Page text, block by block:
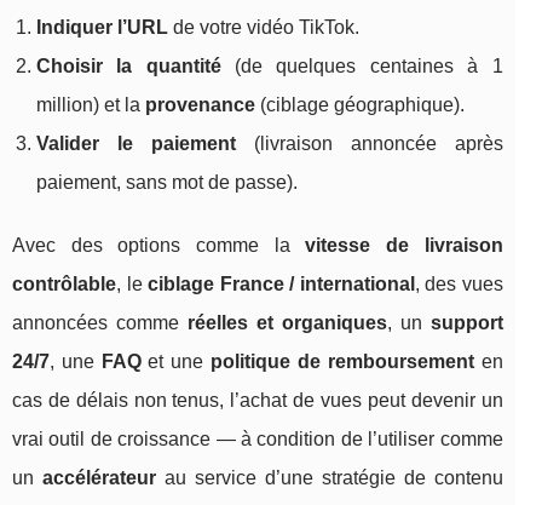
Indiquer l’URL de votre vidéo TikTok.
Choisir la quantité(de quelques centaines à 1
million) et la provenance (ciblage géographique).
Valider le paiement(livraison annoncée après
paiement, sans mot de passe).
Avec des options comme lavitesse de livraison
contrôlable, leciblage France / international , des vues
annoncées comme réelles et organiques, un support
24/7, une FAQet une politique de remboursementen
cas de délais non tenus, l’achat de vues peut devenir un
vrai outil de croissance — à condition de l’utiliser comme
un accélérateurau service d’une stratégie de contenu